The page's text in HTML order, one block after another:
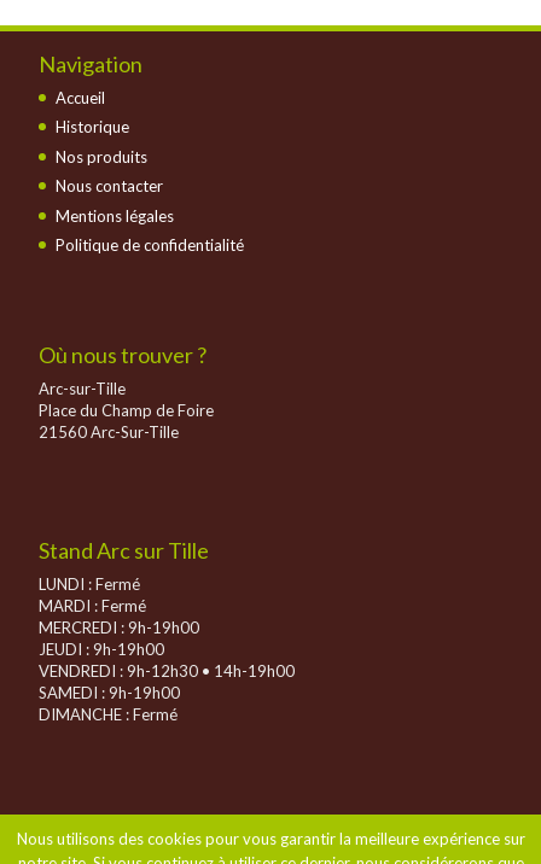
Navigation
Accueil
Historique
Nos produits
Nous contacter
Mentions légales
Politique de confidentialité
Où nous trouver ?
Arc-sur-Tille
Place du Champ de Foire
21560 Arc-Sur-Tille
Stand Arc sur Tille
LUNDI : Fermé
MARDI : Fermé
MERCREDI : 9h-19h00
JEUDI : 9h-19h00
VENDREDI : 9h-12h30 • 14h-19h00
SAMEDI : 9h-19h00
DIMANCHE :Fermé
Nous utilisons des cookies pour vous garantir la meilleure expérience sur